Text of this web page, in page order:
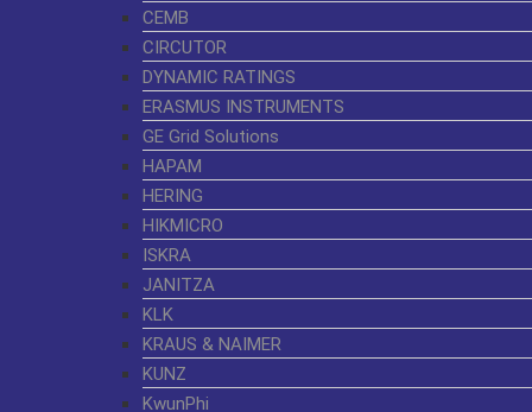
CEMB
CIRCUTOR
DYNAMIC RATINGS
ERASMUS INSTRUMENTS
GE Grid Solutions
HAPAM
HERING
HIKMICRO
ISKRA
JANITZA
KLK
KRAUS & NAIMER
KUNZ
KwunPhi